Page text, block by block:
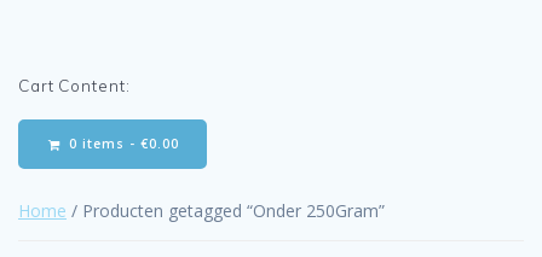
Cart Content:
0 items - €0.00
Home / Producten getagged “Onder 250Gram”